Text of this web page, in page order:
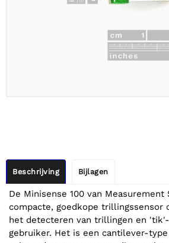
Beschrijving Bijlagen
De Minisense 100 van
compacte, goedkope trillingssensor
het detecteren van trillingen en
gebruiker. Het is een cantilever-